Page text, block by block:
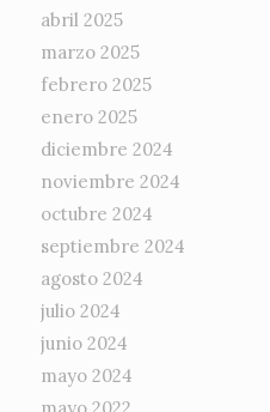
abril 2025
marzo 2025
febrero 2025
enero 2025
diciembre 2024
noviembre 2024
octubre 2024
septiembre 2024
agosto 2024
julio 2024
junio 2024
mayo 2024
mayo 2022